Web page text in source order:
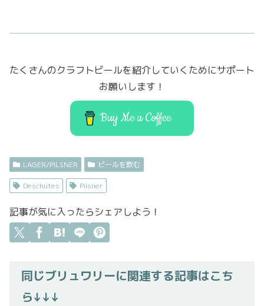
e
b
o
t
er
o
o
n
l
たくさんのクラフトビールを紹介していくためにサポート
お願いします！
Buy Me a Coffee
LAGER/PILSNER ビールを飲む
Deschutes Pilsner
記事が気に入ったらシェアしよう！
同じブリュワリーに関連する記事はこち
ら↓↓↓